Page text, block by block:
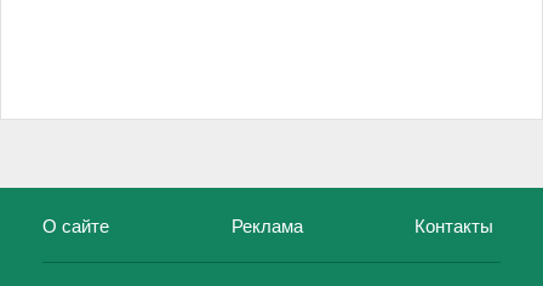
О сайте Реклама Контакты